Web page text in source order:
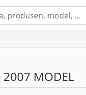
2007 MODEL